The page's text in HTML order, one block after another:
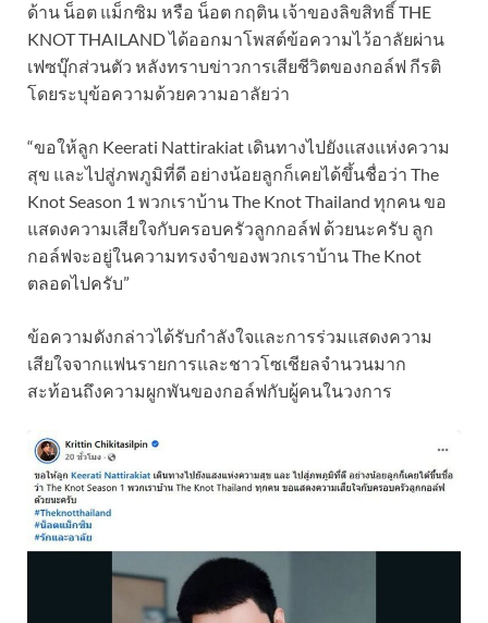
ด้าน น็อต แม็กซิม หรือ น็อต กฤติน เจ้าของลิขสิทธิ์ THE
KNOT THAILAND ได้ออกมาโพสต์ข้อความไว้อาลัยผ่าน
เฟซบุ๊กส่วนตัว หลังทราบข่าวการเสียชีวิตของกอล์ฟ กีรติ
โดยระบุข้อความด้วยความอาลัยว่า
“ขอให้ลูก Keerati Nattirakiat เดินทางไปยังแสงแห่งความ
สุข และไปสู่ภพภูมิที่ดี อย่างน้อยลูกก็เคยได้ขึ้นชื่อว่า The
Knot Season 1 พวกเราบ้าน The Knot Thailand ทุกคน ขอ
แสดงความเสียใจกับครอบครัวลูกกอล์ฟ ด้วยนะครับ ลูก
กอล์ฟจะอยู่ในความทรงจำของพวกเราบ้าน The Knot
ตลอดไปครับ”
ข้อความดังกล่าวได้รับกำลังใจและการร่วมแสดงความ
เสียใจจากแฟนรายการและชาวโซเชียลจำนวนมาก
สะท้อนถึงความผูกพันของกอล์ฟกับผู้คนในวงการ